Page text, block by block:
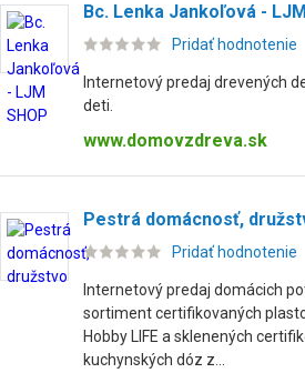
Bc. Lenka Jankoľová -
Pridať hodnotenie
Internetový predaj drevených
deti.
www.domovzdreva.sk
Pestrá domácnosť,
Pridať hodnotenie
Internetový predaj domácich
sortiment certifikovaných
Hobby LIFE a sklenených
kuchynských dóz z...